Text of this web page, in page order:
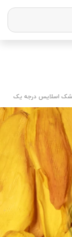
اسلایس درجه یک